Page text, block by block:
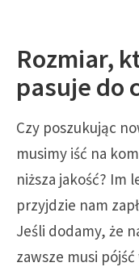
Rozmiar,
pasuje do
Czy poszukując
musimy iść na
niższa jakość? Im
przyjdzie nam
Jeśli dodamy, że
zawsze musi